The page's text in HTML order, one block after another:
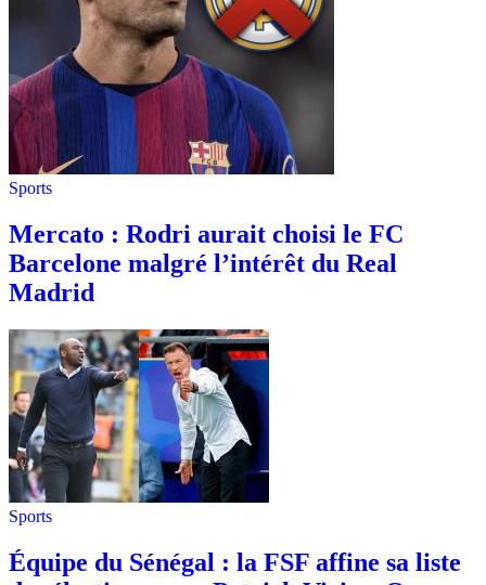
Sports
Mercato : Rodri aurait choisi le FC
Barcelone malgré l’intérêt du Real
Madrid
Sports
Équipe du Sénégal : la FSF affine sa liste